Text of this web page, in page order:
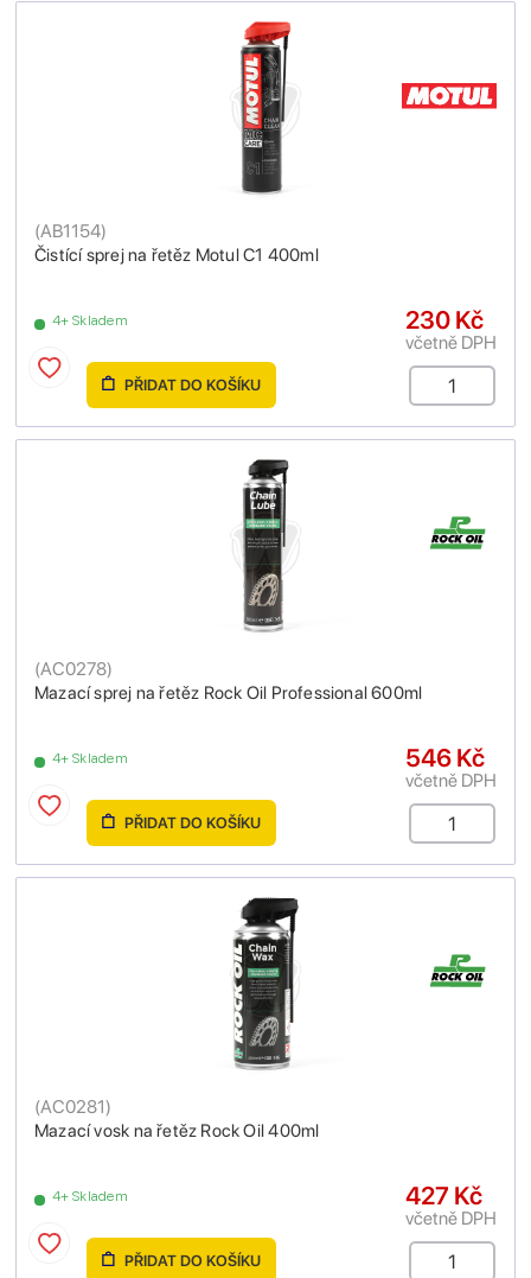
Čistící sprej na řetěz Motul C1 400ml
(AB1154)
4+ Skladem 230 Kč
včetně DPH
PŘIDAT DO KOŠÍKU
Mazací sprej na řetěz Rock Oil Professional 600ml
(AC0278)
4+ Skladem 546 Kč
včetně DPH
PŘIDAT DO KOŠÍKU
Mazací vosk na řetěz Rock Oil 400ml
(AC0281)
4+ Skladem 427 Kč
včetně DPH
PŘIDAT DO KOŠÍKU